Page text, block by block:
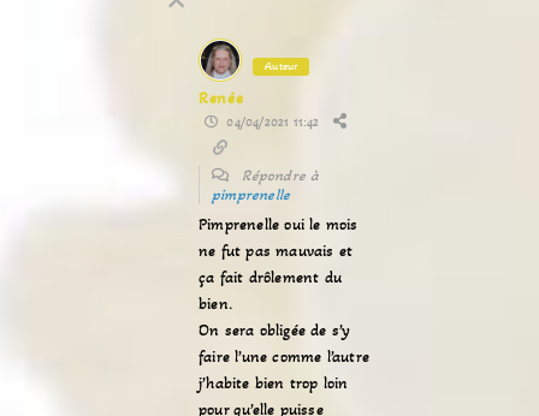
Auteur
Renée
04/04/2021 11:42
Répondre à
pimprenelle
Pimprenelle oui le mois
ne fut pas mauvais et
ça fait drôlement du
bien.
On sera obligée de s’y
faire l’une comme l’autre
j’habite bien trop loin
pour qu’elle puisse